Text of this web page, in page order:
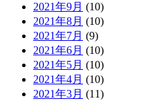
2021年9月 (10)
2021年8月 (10)
2021年7月 (9)
2021年6月 (10)
2021年5月 (10)
2021年4月 (10)
2021年3月 (11)